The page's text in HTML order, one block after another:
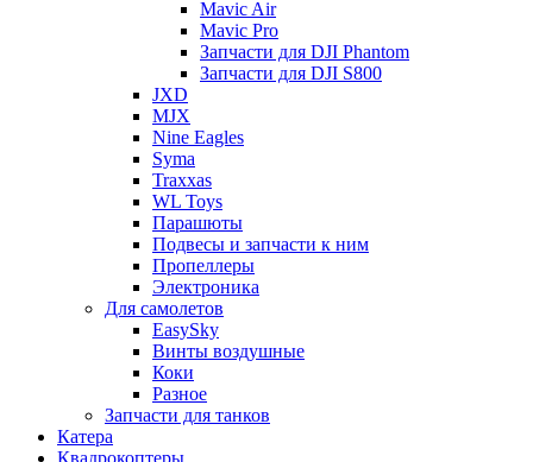
Mavic Air
Mavic Pro
Запчасти для DJI Phantom
Запчасти для DJI S800
JXD
MJX
Nine Eagles
Syma
Traxxas
WL Toys
Парашюты
Подвесы и запчасти к ним
Пропеллеры
Электроника
Для самолетов
EasySky
Винты воздушные
Коки
Разное
Запчасти для танков
Катера
Квадрокоптеры